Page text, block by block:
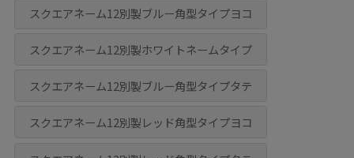
スクエアネーム12別製ブルー角型タイプヨコ
スクエアネーム12別製ホワイトネームタイプ
スクエアネーム12別製ブルー角型タイプタテ
スクエアネーム12別製レッド角型タイプヨコ